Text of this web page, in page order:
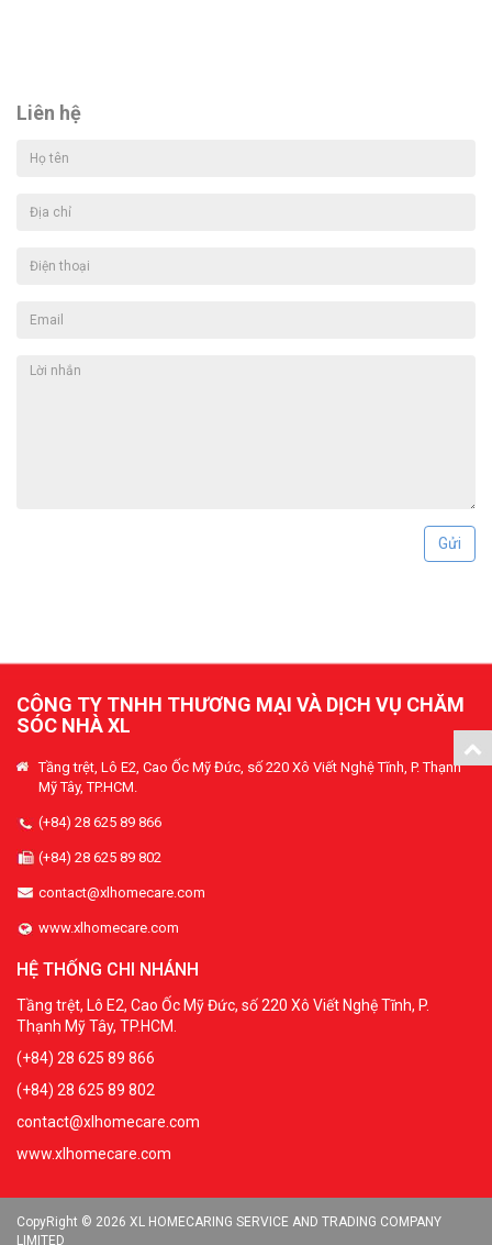
Liên hệ
CÔNG TY TNHH THƯƠNG MẠI VÀ DỊCH VỤ CHĂM
SÓC NHÀ XL
Tầng trệt, Lô E2, Cao Ốc Mỹ Đức, số 220 Xô Viết Nghệ Tĩnh, P. Thạnh
Mỹ Tây, TP.HCM.
(+84) 28 625 89 866
(+84) 28 625 89 802
contact@xlhomecare.com
www.xlhomecare.com
HỆ THỐNG CHI NHÁNH
Tầng trệt, Lô E2, Cao Ốc Mỹ Đức, số 220 Xô Viết Nghệ Tĩnh, P.
Thạnh Mỹ Tây, TP.HCM.
(+84) 28 625 89 866
(+84) 28 625 89 802
contact@xlhomecare.com
www.xlhomecare.com
CopyRight © 2026 XL HOMECARING SERVICE AND TRADING COMPANY
LIMITED